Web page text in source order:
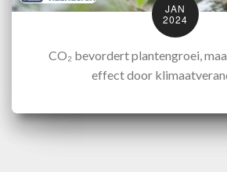
JAN
2024
CO₂ bevordert plantengroei,
effect door